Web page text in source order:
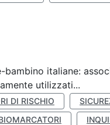
italiane:
utilizzati...
DI RISCHIO